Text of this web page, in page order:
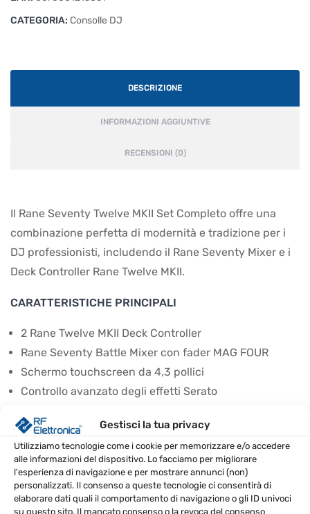
Gestisci la tua privacy
Utilizziamo tecnologie come i cookie per memorizzare e/o accedere
alle informazioni del dispositivo. Lo facciamo per migliorare
l'esperienza di navigazione e per mostrare annunci (non)
personalizzati. Il consenso a queste tecnologie ci consentirà di
elaborare dati quali il comportamento di navigazione o gli ID univoci
su questo sito. Il mancato consenso o la revoca del consenso
CATEGORIA: Consolle DJ
DESCRIZIONE
INFORMAZIONI AGGIUNTIVE
RECENSIONI (0)
Il Rane Seventy Twelve MKII Set Completo offre una
combinazione perfetta di modernità e tradizione per i
DJ professionisti, includendo il Rane Seventy Mixer e i
Deck Controller Rane Twelve MKII.
CARATTERISTICHE PRINCIPALI
2 Rane Twelve MKII Deck Controller
Rane Seventy Battle Mixer con fader MAG FOUR
Schermo touchscreen da 4,3 pollici
Controllo avanzato degli effetti Serato
Virtual DJ
CONTENUTO DELLA CONFEZIONE
2 Rane Twelve MKII Deck Controller
Rane Seventy Battle Mixer